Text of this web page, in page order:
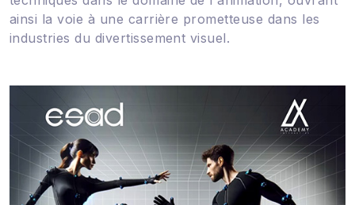
ainsi la voie à une carrière prometteuse dans les
industries du divertissement visuel.